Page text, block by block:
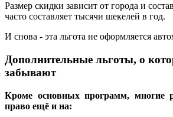
Размер скидки зависит от города и
часто составляет тысячи шекелей в год.
И снова - эта льгота не оформляется
Дополнительные льготы, о
забывают
Кроме основных программ, многие
право ещё и на: